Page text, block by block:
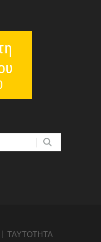
ΤΑΥΤΟΤΗΤΑ